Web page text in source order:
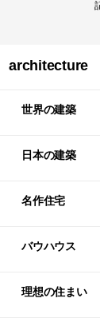
architecture
世界の建築
日本の建築
名作住宅
バウハウス
理想の住まい